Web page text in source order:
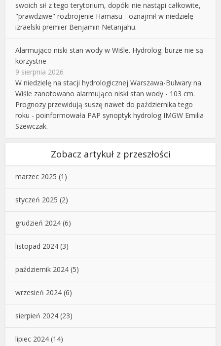
swoich sił z tego terytorium, dopóki nie nastąpi całkowite,
"prawdziwe" rozbrojenie Hamasu - oznajmił w niedzielę
izraelski premier Benjamin Netanjahu.
Alarmująco niski stan wody w Wiśle. Hydrolog: burze nie są
korzystne
9 sierpnia 2026
W niedzielę na stacji hydrologicznej Warszawa-Bulwary na
Wiśle zanotowano alarmująco niski stan wody - 103 cm.
Prognozy przewidują suszę nawet do października tego
roku - poinformowała PAP synoptyk hydrolog IMGW Emilia
Szewczak.
Zobacz artykuł z przeszłości
marzec 2025 (1)
styczeń 2025 (2)
grudzień 2024 (6)
listopad 2024 (3)
październik 2024 (5)
wrzesień 2024 (6)
sierpień 2024 (23)
lipiec 2024 (14)